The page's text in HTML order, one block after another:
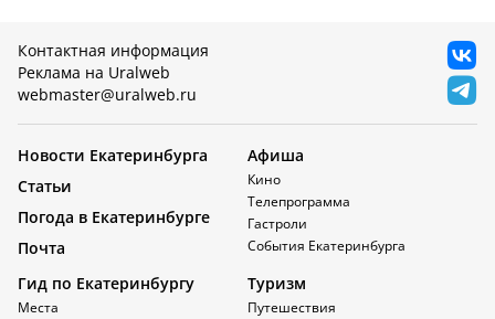
Контактная информация
Реклама на Uralweb
webmaster@uralweb.ru
Новости Екатеринбурга
Статьи
Погода в Екатеринбурге
Почта
Афиша
Кино
Телепрограмма
Гастроли
События Екатеринбурга
Гид по Екатеринбургу
Места
Туризм
Путешествия